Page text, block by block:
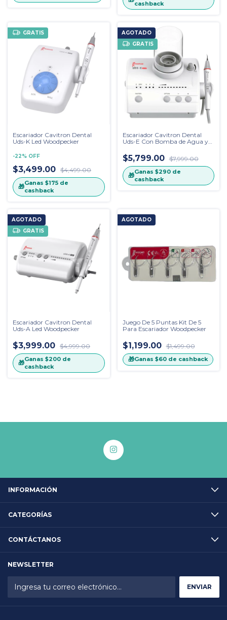
cashback
GRATIS
Escariador Cavitron Dental
Uds-K Led Woodpecker
-22% OFF
$3,499.00 $4,499.00
🎁Ganas $175 de
cashback
AGOTADO
GRATIS
Escariador Cavitron Dental
Uds-E Con Bomba de Agua y
$5,799.00 $7,999.00
🎁Ganas $290de
cashback
AGOTADO
GRATIS
Escariador Cavitron Dental
Uds-A Led Woodpecker
$3,999.00 $4,999.00
🎁Ganas $200 de
cashback
AGOTADO
Juego De 5 Puntas Kit De 5
Para Escariador Woodpecker
$1,199.00 $1,499.00
🎁Ganas $60de cashback
INFORMACIÓN
CATEGORÍAS
CONTÁCTANOS
NEWSLETTER